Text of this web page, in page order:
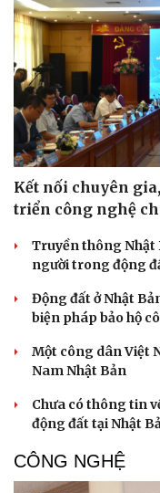
Kết nối chuyên
triển công nghệ
Truyền thông Nhật
người trong động
Động đất ở Nhật
biện pháp bảo hộ
Một công dân Việt
Nam Nhật Bản
Chưa có thông tin
động đất tại Nhật
CÔNG NGHỆ